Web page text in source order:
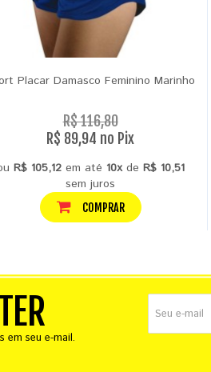
Placar Damasco Feminino Marinho
R$ 116,80
R$ 89,94 no Pix
R$ 105,12em até 10xde R$ 10,51
sem juros
COMPRAR
em seu e-mail.